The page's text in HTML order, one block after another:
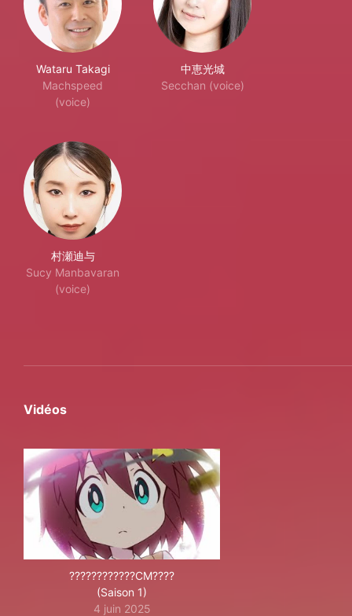
Wataru Takagi
Machspeed
(voice)
中恵光城
Secchan (voice)
村瀬迪与
Sucy Manbavaran
(voice)
Vidéos
????????????CM????
(Saison 1)
4 juin 2025